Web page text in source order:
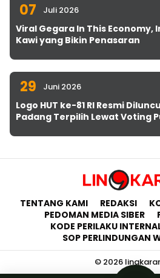
07 Juli 2026
Viral Gegara In This Economy,
Kawi yang Bikin Penasaran
29 Juni 2026
Logo HUT ke-81 RI Resmi
Padang Terpilih Lewat Voting
TENTANG KAMI REDAKSI
PEDOMAN MEDIA SIBER
KODE PERILAKU
SOP PERLINDUNGAN
© 2026